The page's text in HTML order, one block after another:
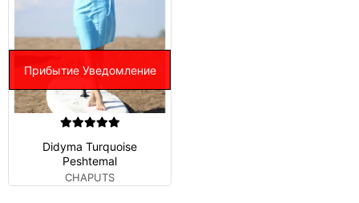
Прибытие Уведомление
Didyma Turquoise
Peshtemal
CHAPUTS